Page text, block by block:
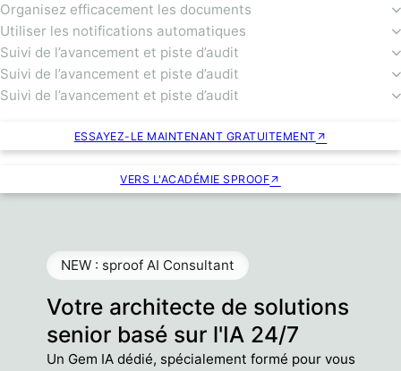
Organisez efficacement les documents
Utiliser les notifications automatiques
Suivi de l’avancement et piste d’audit
Suivi de l’avancement et piste d’audit
Suivi de l’avancement et piste d’audit
ESSAYEZ-LE MAINTENANT GRATUITEMENT
VERS L'ACADÉMIE SPROOF
NEW : sproof AI Consultant
Votre architecte de solutions
senior basé sur l'IA 24/7
Un Gem IA dédié, spécialement formé pour vous